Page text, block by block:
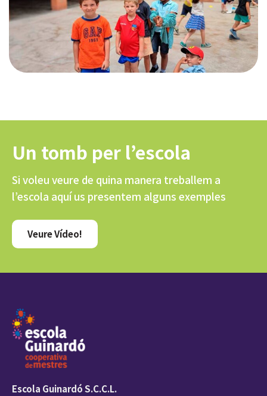
Un tomb per l’escola
Si voleu veure de quina manera treballem a
l’escola aquí us presentem alguns exemples
Veure Vídeo!
Escola Guinardó S.C.C.L.